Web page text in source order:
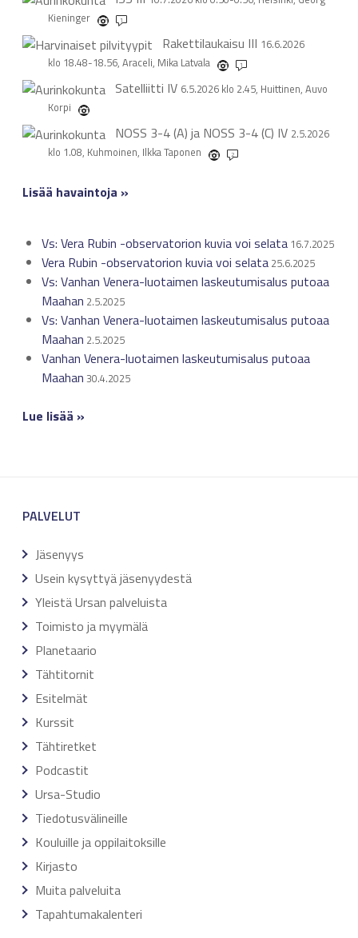
Kieninger 1
Rakettilaukaisu III 16.6.2026
klo 18.48-18.56, Araceli, Mika Latvala 1
Satelliitti IV 6.5.2026 klo 2.45, Huittinen, Auvo
Korpi
NOSS 3-4 (A) ja NOSS 3-4 (C) IV 2.5.2026
klo 1.08, Kuhmoinen, Ilkka Taponen 2
Lisää havaintoja »
Vs: Vera Rubin -observatorion kuvia voi selata 16.7.2025
Vera Rubin -observatorion kuvia voi selata 25.6.2025
Vs: Vanhan Venera-luotaimen laskeutumisalus putoaa
Maahan 2.5.2025
Vs: Vanhan Venera-luotaimen laskeutumisalus putoaa
Maahan 2.5.2025
Vanhan Venera-luotaimen laskeutumisalus putoaa
Maahan 30.4.2025
Lue lisää »
PALVELUT
Jäsenyys
Usein kysyttyä jäsenyydestä
Yleistä Ursan palveluista
Toimisto ja myymälä
Planetaario
Tähtitornit
Esitelmät
Kurssit
Tähtiretket
Podcastit
Ursa-Studio
Tiedotusvälineille
Kouluille ja oppilaitoksille
Kirjasto
Muita palveluita
Tapahtumakalenteri